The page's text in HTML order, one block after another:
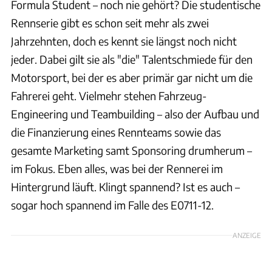
Formula Student – noch nie gehört? Die studentische
Rennserie gibt es schon seit mehr als zwei
Jahrzehnten, doch es kennt sie längst noch nicht
jeder. Dabei gilt sie als "die" Talentschmiede für den
Motorsport, bei der es aber primär gar nicht um die
Fahrerei geht. Vielmehr stehen Fahrzeug-
Engineering und Teambuilding – also der Aufbau und
die Finanzierung eines Rennteams sowie das
gesamte Marketing samt Sponsoring drumherum –
im Fokus. Eben alles, was bei der Rennerei im
Hintergrund läuft. Klingt spannend? Ist es auch –
sogar hoch spannend im Falle des E0711-12.
ANZEIGE